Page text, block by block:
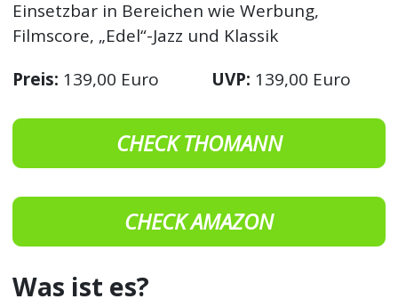
Einsetzbar in Bereichen wie Werbung,
Filmscore, „Edel“-Jazz und Klassik
Preis: 139,00 Euro UVP: 139,00 Euro
CHECK THOMANN
CHECK AMAZON
Was ist es?